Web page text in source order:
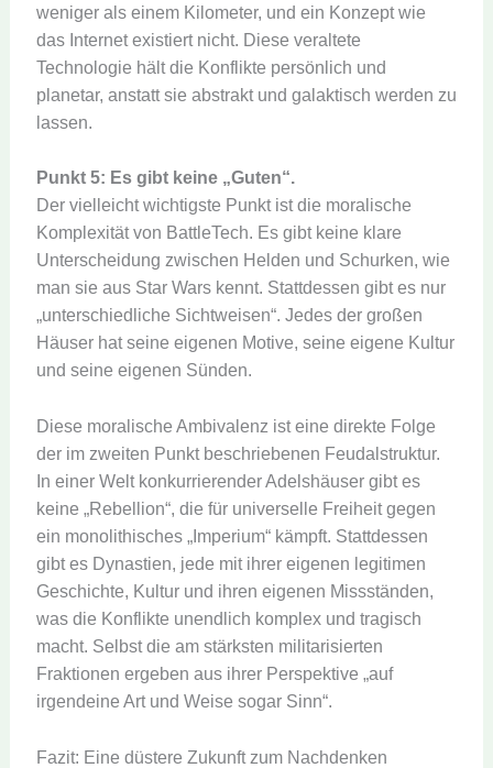
weniger als einem Kilometer, und ein Konzept wie
das Internet existiert nicht. Diese veraltete
Technologie hält die Konflikte persönlich und
planetar, anstatt sie abstrakt und galaktisch werden zu
lassen.
Punkt 5: Es gibt keine „Guten“.
Der vielleicht wichtigste Punkt ist die moralische
Komplexität von BattleTech. Es gibt keine klare
Unterscheidung zwischen Helden und Schurken, wie
man sie aus Star Wars kennt. Stattdessen gibt es nur
„unterschiedliche Sichtweisen“. Jedes der großen
Häuser hat seine eigenen Motive, seine eigene Kultur
und seine eigenen Sünden.
Diese moralische Ambivalenz ist eine direkte Folge
der im zweiten Punkt beschriebenen Feudalstruktur.
In einer Welt konkurrierender Adelshäuser gibt es
keine „Rebellion“, die für universelle Freiheit gegen
ein monolithisches „Imperium“ kämpft. Stattdessen
gibt es Dynastien, jede mit ihrer eigenen legitimen
Geschichte, Kultur und ihren eigenen Missständen,
was die Konflikte unendlich komplex und tragisch
macht. Selbst die am stärksten militarisierten
Fraktionen ergeben aus ihrer Perspektive „auf
irgendeine Art und Weise sogar Sinn“.
Fazit: Eine düstere Zukunft zum Nachdenken